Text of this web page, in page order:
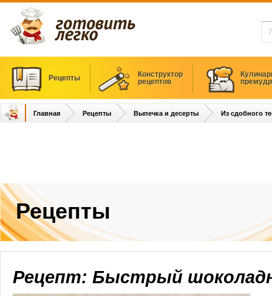
Рецепты
Конструктор
рецептов
Главная Рецепты Выпечка и десерты Из сдобного
Рецепты
Рецепт: Быстрый